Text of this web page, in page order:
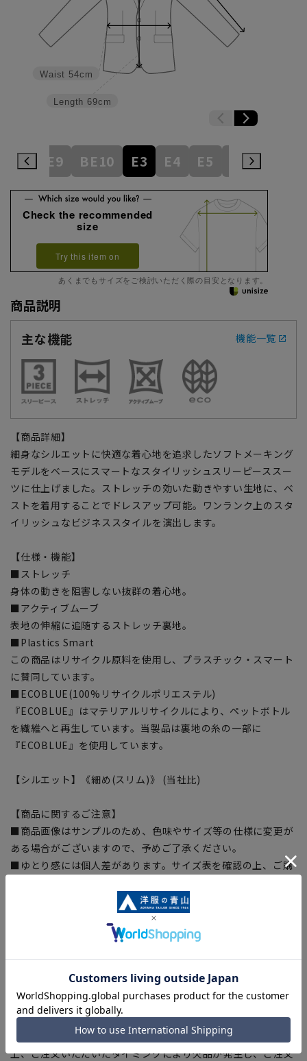
Length 69cm
Waist 54cm
BE9 BE10 E3 E4 E5 E6
Check the recommended
size
Try this item on
あくまでもサイズをご検討いただく際の目安となります。
商品説明
主な機能
機能一覧
【商品詳細】
細身なシルエットに快適な着心地を追求したソフトメーキング
モデルをベースにスマートなスタイリッシュスリーピーススー
ツに仕上げました。ストレッチの効いた動きやすい生地に、ベ
ストを着用することでドレスアップ可能。ワンランク上のスタ
イリッシュなビジネススタイルを演出します。
【仕様・機能】
■ストレッチ
身体の動きを阻害しない抜群の着心地。
■アクティブムーブ
表地の伸縮に追随するストレッチ裏地。
■Plastics Smart
この商品はリサイクル原料を使用し、プラスチック・スマート
に賛同しています。
■ECOBLUE(100%リサイクルポリエステル)
『ECOBLUE』はマテリアルリサイクルにより、ペットボトル
を繊維へと再生しています。当製品は裏地の糸の一部に
『ECOBLUE』を使用しています。
【シルエット】《細め(スリム)》 (当社比)
【商品に関するご注意】
■商品画像はサンプルのため、色味やサイズ等の仕様に変更が
ある場合がございますので、予めご了承ください。
■ゆとり感には個人差があります。サイズ表を確認の上、ご購
■生地や仕様・デザインにより、着用感や実際のサイズ表に若
干の誤差が生じる場合がございます。予めご了承ください。
■サイズスペックは仕上がりサイズを記載しております。一
■ブラウザやお使いのモニター環境、また撮影時の室内外の光
加減により、実際の商品と掲載画像の色味が異なる場合がござ
います。
■店舗や各モールサイトと商品在庫を共有しております関係
上、ご注文いただいたタイミングにより欠品が発生し、ご注文